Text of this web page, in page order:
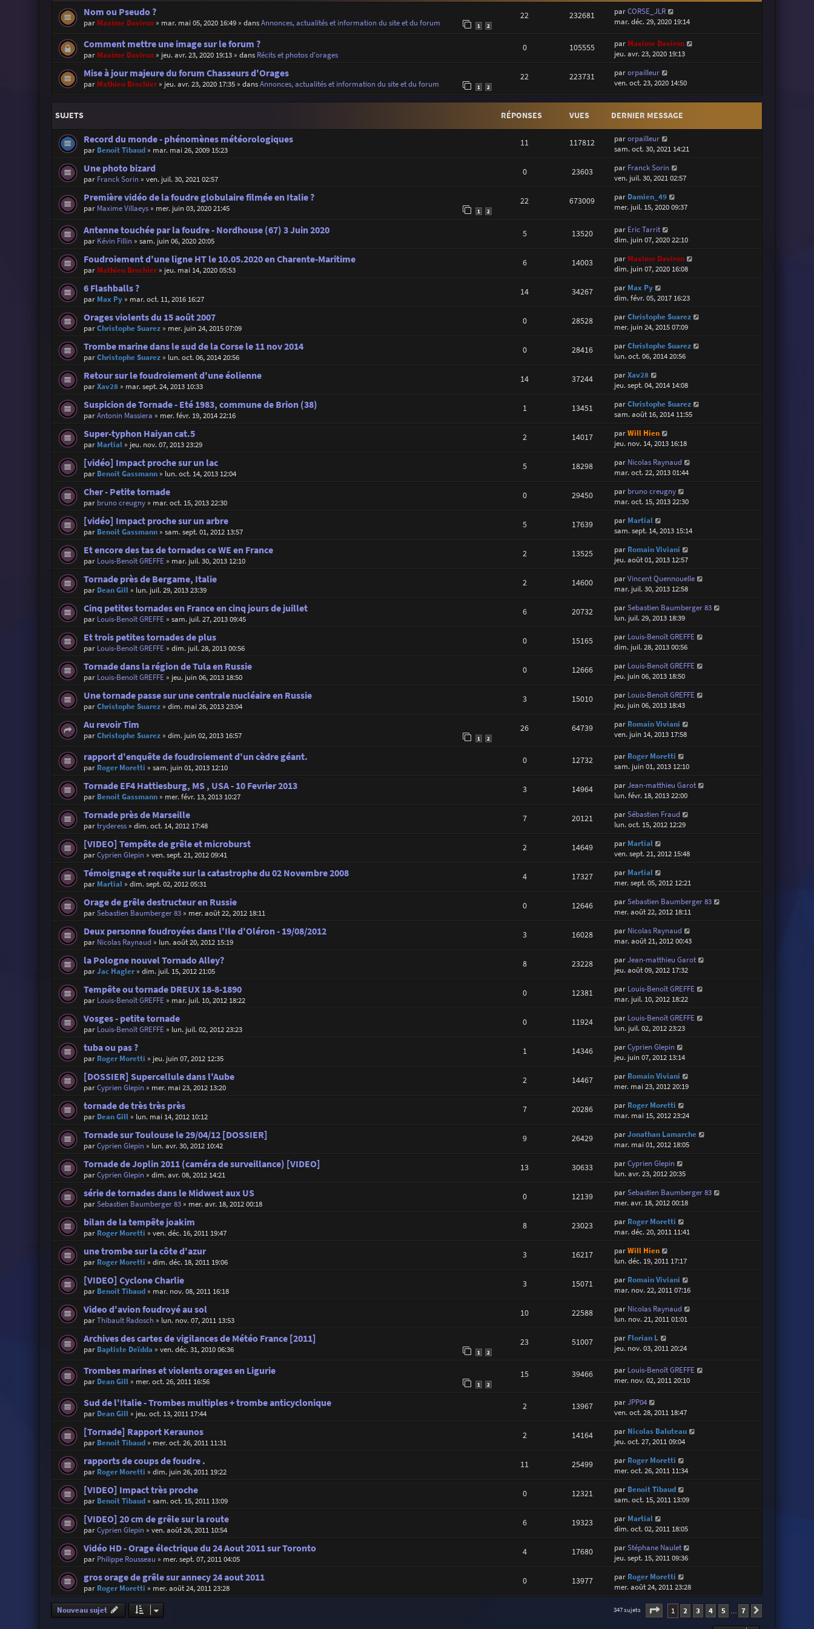
Nom ou Pseudo ?
par Maxime Daviron» mar. mai 05, 2020 16:49» dansAnnonces, actualités et information du site et du forum 1 2
22 232681 parCORSE_JLR
mar. déc. 29, 2020 19:14
Comment mettre une image sur le forum ?
par Maxime Daviron» jeu. avr. 23, 2020 19:13» dans Récits et photos d'orages
0 105555 par Maxime Daviron
jeu. avr. 23, 2020 19:13
Mise à jour majeure du forum Chasseurs d'Orages
par Mathieu Brochier» jeu. avr. 23, 2020 17:35» dansAnnonces, actualités et information du site et du forum 1 2
22 223731 parorpailleur
ven. oct. 23, 2020 14:50
SUJETS RÉPONSES VUES DERNIER MESSAGE
Record du monde - phénomènes météorologiques
par Benoit Tibaud» mar. mai 26, 2009 15:23
11 117812 parorpailleur
sam. oct. 30, 2021 14:21
Une photo bizard
par Franck Sorin» ven. juil. 30, 2021 02:57
0 23603 par Franck Sorin
ven. juil. 30, 2021 02:57
Première vidéo de la foudre globulaire filmée en Italie ?
par Maxime Villaeys» mer. juin 03, 2020 21:45 1 2
22 673009 par Damien_49
mer. juil. 15, 2020 09:37
Antenne touchée par la foudre - Nordhouse (67) 3 Juin 2020
par Kévin Fillin» sam. juin 06, 2020 20:05
5 13520 par Eric Tarrit
dim. juin 07, 2020 22:10
Foudroiement d'une ligne HT le 10.05.2020 en Charente-Maritime
par Mathieu Brochier» jeu. mai 14, 2020 05:53
6 14003 par Maxime Daviron
dim. juin 07, 2020 16:08
6 Flashballs ?
par Max Py» mar. oct. 11, 2016 16:27
14 34267 par Max Py
dim. févr. 05, 2017 16:23
Orages violents du 15 août 2007
parChristophe Suarez» mer. juin 24, 2015 07:09
0 28528 parChristophe Suarez
mer. juin 24, 2015 07:09
Trombe marine dans le sud de la Corse le 11 nov 2014
parChristophe Suarez» lun. oct. 06, 2014 20:56
0 28416 parChristophe Suarez
lun. oct. 06, 2014 20:56
Retour sur le foudroiement d'une éolienne
parXav28» mar. sept. 24, 2013 10:33
14 37244 parXav28
jeu. sept. 04, 2014 14:08
Suspicion de Tornade - Eté 1983, commune de Brion (38)
parAntonin Massiera » mer. févr. 19, 2014 22:16
1 13451 parChristophe Suarez
sam. août 16, 2014 11:55
Super-typhon Haiyan cat.5
par Martial» jeu. nov. 07, 2013 23:29
2 14017 parWill Hien
jeu. nov. 14, 2013 16:18
[vidéo] Impact proche sur un lac
par Benoit Gassmann» lun. oct. 14, 2013 12:04
5 18298 par Nicolas Raynaud
mar. oct. 22, 2013 01:44
Cher - Petite tornade
par bruno creugny» mar. oct. 15, 2013 22:30
0 29450 par bruno creugny
mar. oct. 15, 2013 22:30
[vidéo] Impact proche sur un arbre
par Benoit Gassmann» sam. sept. 01, 2012 13:57
5 17639 par Martial
sam. sept. 14, 2013 15:14
Et encore des tas de tornades ce WE en France
par Louis-Benoît GREFFE» mar. juil. 30, 2013 12:10
2 13525 par Romain Viviani
jeu. août 01, 2013 12:57
Tornade près de Bergame, Italie
par Dean Gill» lun. juil. 29, 2013 23:39
2 14600 parVincent Quennouelle
mar. juil. 30, 2013 12:58
Cinq petites tornades en France en cinq jours de juillet
par Louis-Benoît GREFFE» sam. juil. 27, 2013 09:45
6 20732 parSebastien Baumberger 83
lun. juil. 29, 2013 18:39
Et trois petites tornades de plus
par Louis-Benoît GREFFE» dim. juil. 28, 2013 00:56
0 15165 par Louis-Benoît GREFFE
dim. juil. 28, 2013 00:56
Tornade dans la région de Tula en Russie
par Louis-Benoît GREFFE» jeu. juin 06, 2013 18:50
0 12666 par Louis-Benoît GREFFE
jeu. juin 06, 2013 18:50
Une tornade passe sur une centrale nucléaire en Russie
parChristophe Suarez» dim. mai 26, 2013 23:04
3 15010 par Louis-Benoît GREFFE
jeu. juin 06, 2013 18:43
Au revoir Tim
parChristophe Suarez» dim. juin 02, 2013 16:57 1 2
26 64739 par Romain Viviani
ven. juin 14, 2013 17:58
rapport d'enquête de foudroiement d'un cèdre géant.
par Roger Moretti » sam. juin 01, 2013 12:10
0 12732 par Roger Moretti
sam. juin 01, 2013 12:10
Tornade EF4 Hattiesburg, MS , USA - 10 Fevrier 2013
par Benoit Gassmann» mer. févr. 13, 2013 10:27
3 14964 parJean-matthieu Garot
lun. févr. 18, 2013 22:00
Tornade près de Marseille
partryderess» dim. oct. 14, 2012 17:48
7 20121 parSébastien Fraud
lun. oct. 15, 2012 12:29
[VIDEO] Tempête de grêle et microburst
parCyprien Glepin» ven. sept. 21, 2012 09:41
2 14649 par Martial
ven. sept. 21, 2012 15:48
Témoignage et requête sur la catastrophe du 02 Novembre 2008
par Martial» dim. sept. 02, 2012 05:31
4 17327 par Martial
mer. sept. 05, 2012 12:21
Orage de grêle destructeur en Russie
parSebastien Baumberger 83» mer. août 22, 2012 18:11
0 12646 parSebastien Baumberger 83
mer. août 22, 2012 18:11
Deux personne foudroyées dans l'Ile d'Oléron - 19/08/2012
par Nicolas Raynaud» lun. août 20, 2012 15:19
3 16028 par Nicolas Raynaud
mar. août 21, 2012 00:43
la Pologne nouvel Tornado Alley?
parJac Hagler» dim. juil. 15, 2012 21:05
8 23228 parJean-matthieu Garot
jeu. août 09, 2012 17:32
Tempête ou tornade DREUX 18-8-1890
par Louis-Benoît GREFFE» mar. juil. 10, 2012 18:22
0 12381 par Louis-Benoît GREFFE
mar. juil. 10, 2012 18:22
Vosges - petite tornade
par Louis-Benoît GREFFE» lun. juil. 02, 2012 23:23
0 11924 par Louis-Benoît GREFFE
lun. juil. 02, 2012 23:23
tuba ou pas ?
par Roger Moretti » jeu. juin 07, 2012 12:35
1 14346 parCyprien Glepin
jeu. juin 07, 2012 13:14
[DOSSIER] Supercellule dans l'Aube
parCyprien Glepin» mer. mai 23, 2012 13:20
2 14467 par Romain Viviani
mer. mai 23, 2012 20:19
tornade de très très près
par Dean Gill» lun. mai 14, 2012 10:12
7 20286 par Roger Moretti
mar. mai 15, 2012 23:24
Tornade sur Toulouse le 29/04/12 [DOSSIER]
parCyprien Glepin» lun. avr. 30, 2012 10:42
9 26429 parJonathan Lamarche
mar. mai 01, 2012 18:05
Tornade de Joplin 2011 (caméra de surveillance) [VIDEO]
parCyprien Glepin» dim. avr. 08, 2012 14:21
13 30633 parCyprien Glepin
lun. avr. 23, 2012 20:35
série de tornades dans le Midwest aux US
parSebastien Baumberger 83» mer. avr. 18, 2012 00:18
0 12139 parSebastien Baumberger 83
mer. avr. 18, 2012 00:18
bilan de la tempête joakim
par Roger Moretti » ven. déc. 16, 2011 19:47
8 23023 par Roger Moretti
mar. déc. 20, 2011 11:41
une trombe sur la côte d'azur
par Roger Moretti » dim. déc. 18, 2011 19:06
3 16217 parWill Hien
lun. déc. 19, 2011 17:17
[VIDEO] Cyclone Charlie
par Benoit Tibaud» mar. nov. 08, 2011 16:18
3 15071 par Romain Viviani
mar. nov. 22, 2011 07:16
Video d'avion foudroyé au sol
parThibault Radosch» lun. nov. 07, 2011 13:53
10 22588 par Nicolas Raynaud
lun. nov. 21, 2011 01:01
Archives des cartes de vigilances de Météo France [2011]
par Baptiste Deïdda » ven. déc. 31, 2010 06:36 1 2
23 51007 par Florian L
jeu. nov. 03, 2011 20:24
Trombes marines et violents orages en Ligurie
par Dean Gill» mer. oct. 26, 2011 16:56 1 2
15 39466 par Louis-Benoît GREFFE
mer. nov. 02, 2011 20:10
Sud de l'Italie - Trombes multiples + trombe anticyclonique
par Dean Gill» jeu. oct. 13, 2011 17:44
2 13967 parJPP04
ven. oct. 28, 2011 18:47
[Tornade] Rapport Keraunos
par Benoit Tibaud» mer. oct. 26, 2011 11:31
2 14164 par Nicolas Baluteau
jeu. oct. 27, 2011 09:04
rapports de coups de foudre .
par Roger Moretti » dim. juin 26, 2011 19:22
11 25499 par Roger Moretti
mer. oct. 26, 2011 11:34
[VIDEO] Impact très proche
par Benoit Tibaud» sam. oct. 15, 2011 13:09
0 12321 par Benoit Tibaud
sam. oct. 15, 2011 13:09
[VIDEO] 20 cm de grêle sur la route
parCyprien Glepin» ven. août 26, 2011 10:54
6 19323 par Martial
dim. oct. 02, 2011 18:05
Vidéo HD - Orage électrique du 24 Aout 2011 sur Toronto
par Philippe Rousseau » mer. sept. 07, 2011 04:05
4 17680 parStéphane Naulet
jeu. sept. 15, 2011 09:36
gros orage de grêle sur annecy 24 aout 2011
par Roger Moretti » mer. août 24, 2011 23:28
0 13977 par Roger Moretti
mer. août 24, 2011 23:28
Nouveau sujet 347 sujets Page 1sur7
1 2 3 4 5 … 7